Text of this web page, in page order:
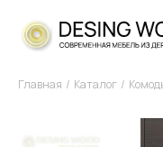
Главная Каталог